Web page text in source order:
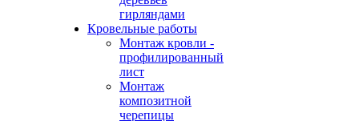
гирляндами
Кровельные работы
Монтаж кровли -
профилированный
лист
Монтаж
композитной
черепицы